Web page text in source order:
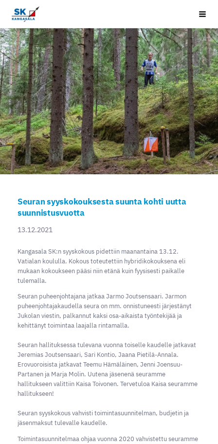
Siirry
sivun
sisältöön
Kangasala SK
Seuran syyskokouksesta suunta kohti uutta
suunnistusvuotta
13.12.2021
Kangasala SK:n syyskokous pidettiin maanantaina 13.12.
Vatialan koululla. Kokous toteutettiin hybridikokouksena eli
mukaan kokoukseen pääsi niin etänä kuin fyysisesti paikalle
tulemalla.
Seuran puheenjohtajana jatkaa Jarmo Joutsensaari. Jarmon
puheenjohtajakaudella seura on mm. onnistuneesti järjestänyt
Jukolan viestin, palkannut kaksi osa-aikaista työntekijää ja
kehittänyt toimintaa laajalla rintamalla.
Seuran hallituksessa tulevana vuonna toiselle kaudelle jatkavat
Jeremias Joutsensaari, Sari Kontio, Jaana Pietilä-Annala.
Erovuoroisista jatkavat Teemu Hämäläinen, Jenni Joensuu-
Partanen ja Marja Molin. Uutena jäsenenä seuramme
hallitukseen valittiin Kaisa Toivonen. Tervetuloa Kaisa seuramme
hallitukseen!
Seuran syyskokous vahvisti toimintasuunnitelman, budjetin ja
jäsenmaksut tulevalle kaudelle.
Toimintasuunnitelmaa ohjaa vuonna 2020 vahvistettu seuramme